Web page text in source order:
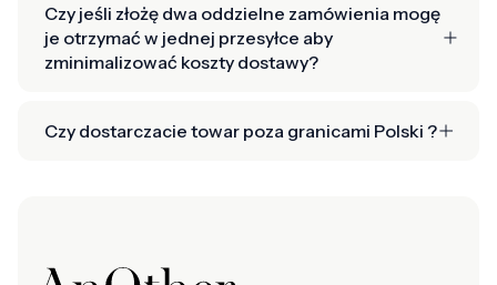
Czy jeśli złożę dwa oddzielne zamówienia mogę
je otrzymać w jednej przesyłce aby
zminimalizować koszty dostawy?
Czy dostarczacie towar poza granicami Polski ?